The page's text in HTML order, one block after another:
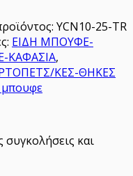
YCN10-25-TR
ΕΙΔΗ ΜΠΟΥΦΕ-
ΚΑΦΑΣΙΑ,
ΚΕΣ-ΘΗΚΕΣ
μπουφε
και